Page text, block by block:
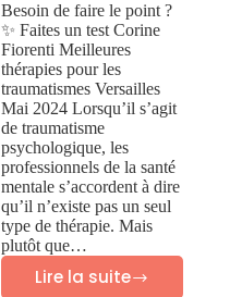
Besoin de faire le point ?
✨ Faites un test Corine
Fiorenti Meilleures
thérapies pour les
traumatismes Versailles
Mai 2024 Lorsqu’il s’agit
de traumatisme
psychologique, les
professionnels de la santé
mentale s’accordent à dire
qu’il n’existe pas un seul
type de thérapie. Mais
plutôt que…
Lire la suite